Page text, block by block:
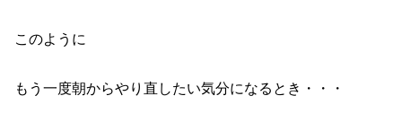
このように
もう一度朝からやり直したい気分になるとき・・・